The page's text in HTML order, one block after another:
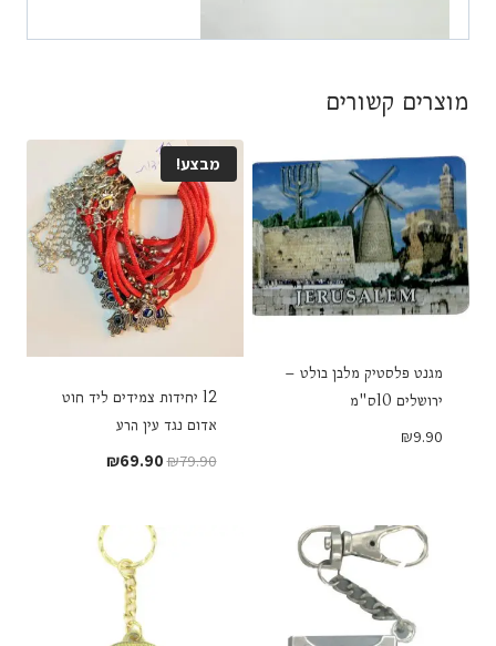
מוצרים קשורים
מגנט פלסטיק מלבן בולט –
ירושלים 10ס"מ
₪9.90
מבצע!
12 יחידות צמידים ליד חוט
אדום נגד עין הרע
₪79.90
המחיר
₪79.90.
₪69.90 המחיר
₪69.90.